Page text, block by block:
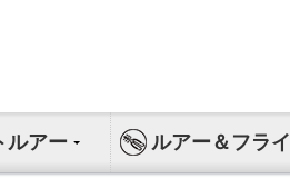
ルアー ルアー＆フライ